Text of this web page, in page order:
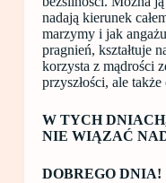
nadają kierunek
marzymy i jak
pragnień, kształtuje
korzysta z mądrości
przyszłości, ale
W TYCH
NIE WIĄZAĆ
DOBREGO DNIA!